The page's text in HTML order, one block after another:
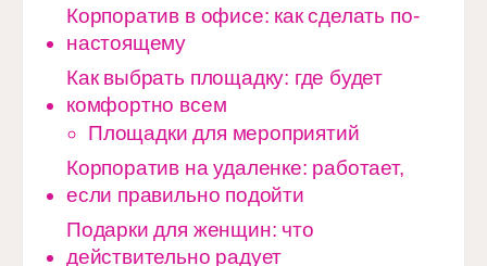
Корпоратив в офисе: как сделать по-
настоящему
Как выбрать площадку: где будет
комфортно всем
Площадки для мероприятий
Корпоратив на удаленке: работает,
если правильно подойти
Подарки для женщин: что
действительно радует